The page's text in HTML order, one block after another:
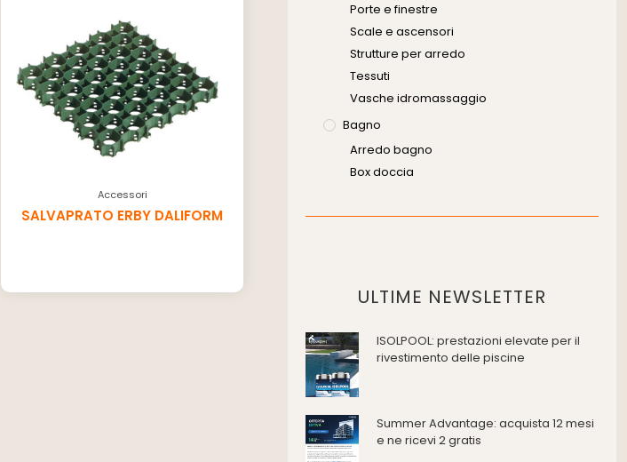
Accessori
SALVAPRATO ERBY DALIFORM
Porte e finestre
Scale e ascensori
Strutture per arredo
Tessuti
Vasche idromassaggio
Bagno
Arredo bagno
Box doccia
Placche di comando per wc
Termostati
Accessori
Antincendio e sicurezza
Attrezzature manuali
Cappe d'aspirazione
Consolidamento
ULTIME NEWSLETTER
ISOLPOOL: prestazioni elevate per il
rivestimento delle piscine
Summer Advantage: acquista 12 mesi
e ne ricevi 2 gratis